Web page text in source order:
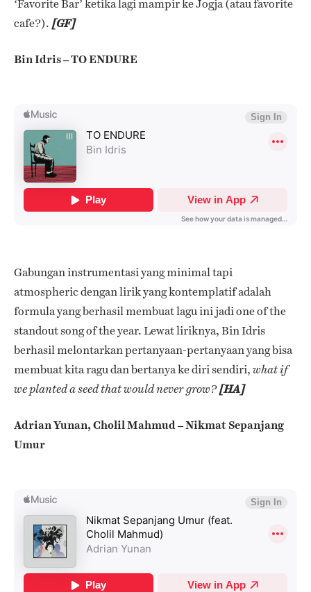
‘Favorite Bar’ ketika lagi mampir ke Jogja (atau favorite
cafe?). [GF]
Bin Idris – TO ENDURE
Gabungan instrumentasi yang minimal tapi
atmospheric dengan lirik yang kontemplatif adalah
formula yang berhasil membuat lagu ini jadi one of the
standout song of the year.Lewat liriknya, Bin Idris
berhasil melontarkan pertanyaan-pertanyaan yang bisa
membuat kita ragu dan bertanya ke diri sendiri, what if
we planted a seed that would never grow?[HA]
Adrian Yunan, Cholil Mahmud – Nikmat Sepanjang
Umur